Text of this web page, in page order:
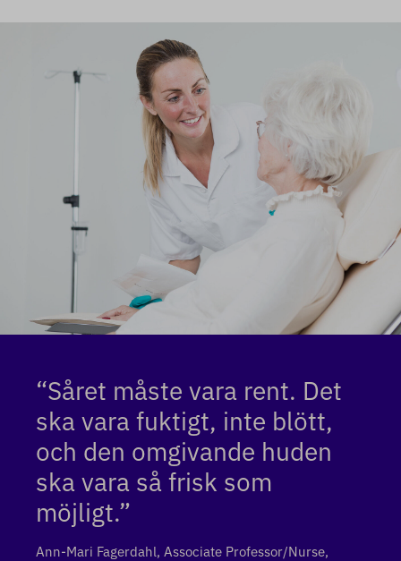
“Såret måste vara rent. Det
ska vara fuktigt, inte blött,
och den omgivande huden
ska vara så frisk som
möjligt.”
Ann-Mari Fagerdahl, Associate Professor/Nurse,